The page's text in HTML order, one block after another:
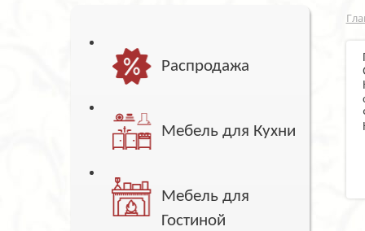
Распродажа
Мебель для Кухни
Мебель для
Гостиной